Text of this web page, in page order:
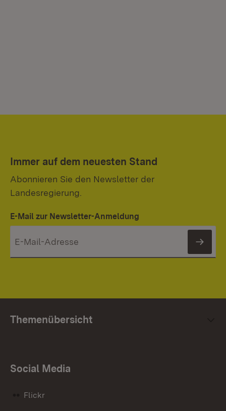
Immer auf dem neuesten Stand
Abonnieren Sie den Newsletter der
Landesregierung.
E-Mail zur Newsletter-Anmeldung
Themenübersicht
Social Media
Flickr